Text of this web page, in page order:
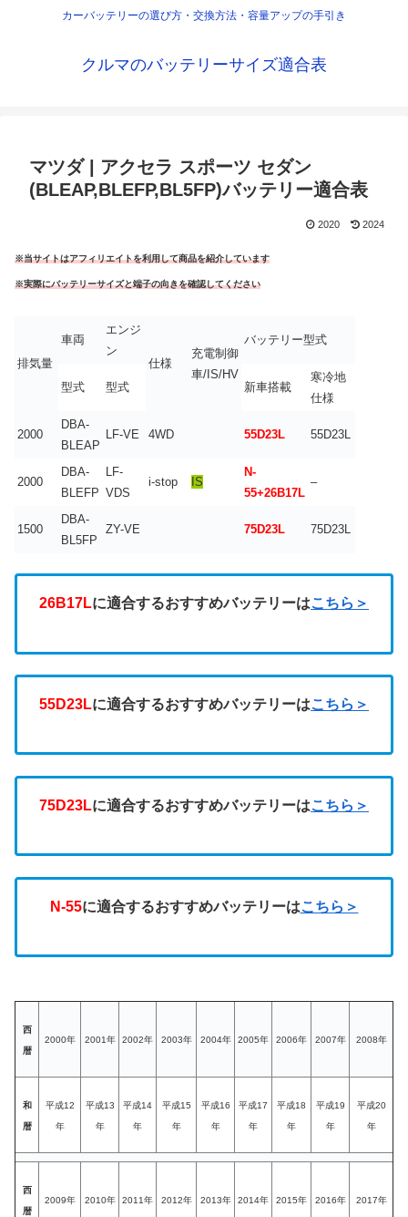
カーバッテリーの選び方・交換方法・容量アップの手引き
クルマのバッテリーサイズ適合表
マツダ | アクセラ スポーツ セダン
(BLEAP,BLEFP,BL5FP)バッテリー適合表
2020 2024
※当サイトはアフィリエイトを利用して商品を紹介しています
※実際にバッテリーサイズと端子の向きを確認してください
排気量
車両
エンジ
ン
仕様
充電制御
車/IS/HV
バッテリー型式
型式 型式 新車搭載
寒冷地
仕様
2000
DBA-
BLEAP
LF-VE 4WD 55D23L 55D23L
2000
DBA-
BLEFP
LF-
VDS
i-stop IS
N-
55+26B17L
–
1500
DBA-
BL5FP
ZY-VE 75D23L 75D23L
26B17Lに適合するおすすめバッテリーはこちら＞
55D23Lに適合するおすすめバッテリーはこちら＞
75D23Lに適合するおすすめバッテリーはこちら＞
N-55に適合するおすすめバッテリーはこちら＞
西
暦
2000年 2001年 2002年 2003年 2004年 2005年 2006年 2007年 2008年
和
暦
平成12
年
平成13
年
平成14
年
平成15
年
平成16
年
平成17
年
平成18
年
平成19
年
平成20
年
西
暦
2009年 2010年 2011年 2012年 2013年 2014年 2015年 2016年 2017年